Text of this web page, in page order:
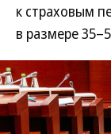
к страховым
в размере